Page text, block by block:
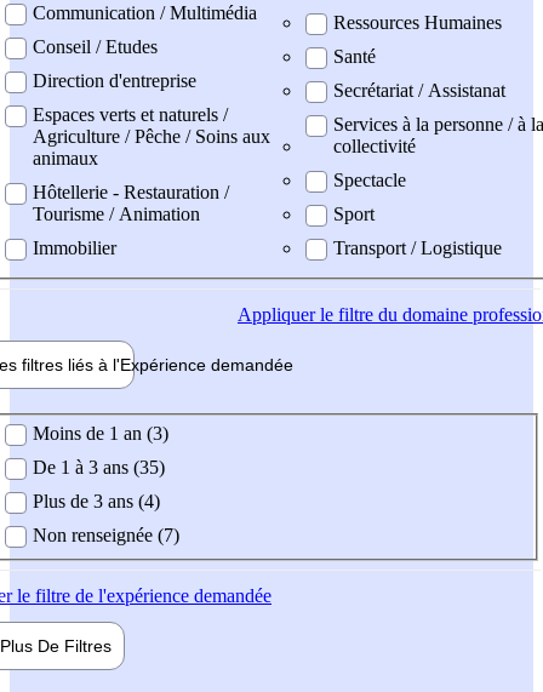
Communication / Multimédia
Conseil / Etudes
Direction d'entreprise
Espaces verts et naturels /
Agriculture / Pêche / Soins aux
animaux
Hôtellerie - Restauration /
Tourisme / Animation
Immobilier
Ressources Humaines
Santé
Secrétariat / Assistanat
Services à la personne / à la
collectivité
Spectacle
Sport
Transport / Logistique
Appliquerle filtre du domaine
filtres liés à l'Expérience demandée
demandée
Moins de 1 an (3)
De 1 à 3 ans (35)
Plus de 3 ans (4)
Non renseignée (7)
le filtre de l'expérience demandée
Plus De Filtres